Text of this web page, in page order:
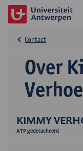
KIMMY
ATP gedetacheerd
Over
Contact